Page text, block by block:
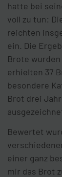
hatte bei
voll zu tun:
reichten
ein. Die
Brote
erhielten 37
besondere
Brot drei
Bewertet
einer ganz
mir das Brot